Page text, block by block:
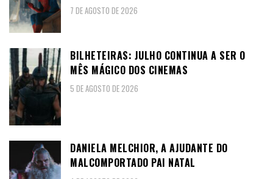
7 DE AGOSTO DE 2026
BILHETEIRAS: JULHO CONTINUA A SER O
MÊS MÁGICO DOS CINEMAS
5 DE AGOSTO DE 2026
DANIELA MELCHIOR, A AJUDANTE DO
MALCOMPORTADO PAI NATAL